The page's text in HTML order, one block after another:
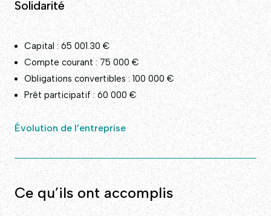
Solidarité
Capital : 65 001.30 €
Compte courant : 75 000 €
Obligations convertibles : 100 000 €
Prêt participatif : 60 000 €
Évolution de l’entreprise
Ce qu’ils ont accomplis